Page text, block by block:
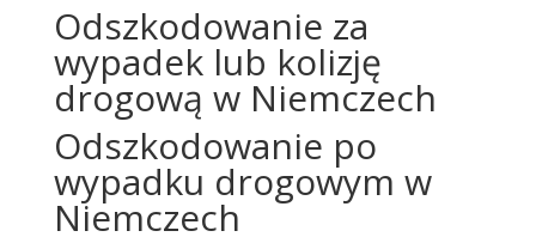
Odszkodowanie za
wypadek lub kolizję
drogową w Niemczech
Odszkodowanie po
wypadku drogowym w
Niemczech